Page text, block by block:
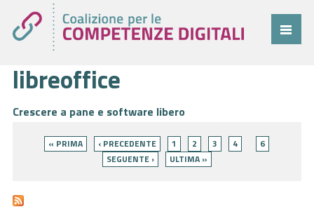
Coalizione
Comitato
Progetti
libreoffice
Crescere a pane e software libero
« PRIMA ‹ PRECEDENTE 1 2 3 4
6
SEGUENTE ›
ULTIMA »